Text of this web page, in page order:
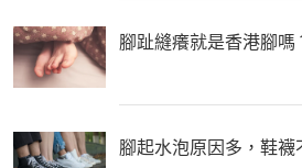
腳趾縫癢就是香港腳嗎
腳起水泡原因多，鞋襪